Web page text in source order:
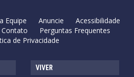
Equipe Anuncie
Acessibilidade
Contato
Perguntas Frequentes
de Privacidade
VIVER